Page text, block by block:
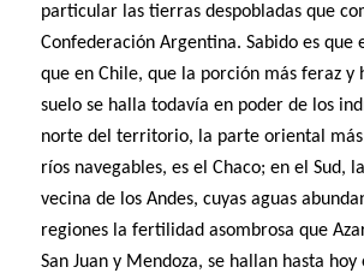
particular las tierras despobladas que
Confederación Argentina. Sabido es que
que en Chile, que la porción más feraz y
suelo se halla todavía en poder de los
norte del territorio, la parte oriental
ríos navegables, es el Chaco; en el Sud,
vecina de los Andes, cuyas aguas
regiones la fertilidad asombrosa que
San Juan y Mendoza, se hallan hasta